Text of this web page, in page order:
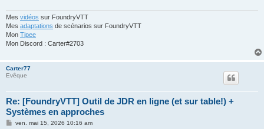
Mes vidéos sur FoundryVTT
Mes adaptations de scénarios sur FoundryVTT
Mon Tipee
Mon Discord : Carter#2703
Carter77
Evêque
Re: [FoundryVTT] Outil de JDR en ligne (et sur table!) +
Systèmes en approches
Mven. mai 15, 2026 10:16 am